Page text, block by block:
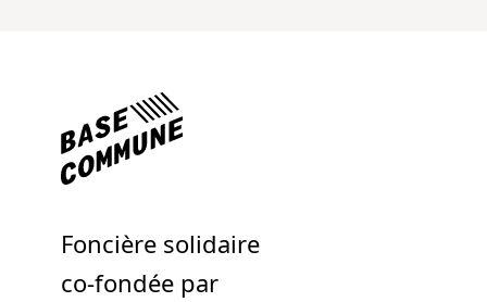
Foncière solidaire
co-fondée par